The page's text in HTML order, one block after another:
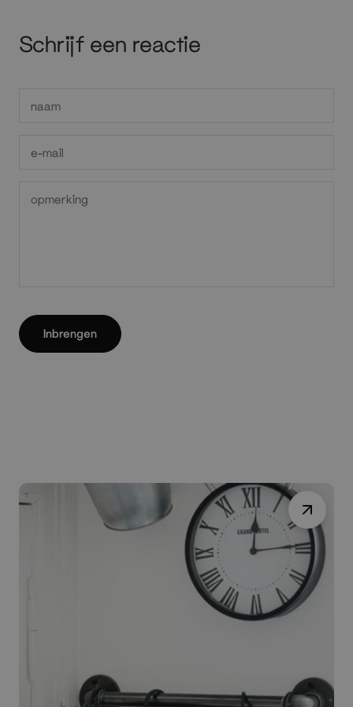
Schrijf een reactie
Inbrengen